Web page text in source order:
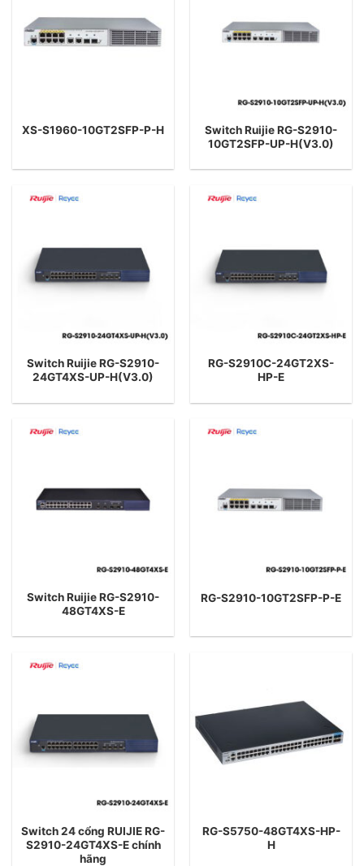
XS-S1960-10GT2SFP-P-H
Switch Ruijie RG-S2910-
10GT2SFP-UP-H(V3.0)
Switch Ruijie RG-S2910-
24GT4XS-UP-H(V3.0)
RG-S2910C-24GT2XS-
HP-E
Switch Ruijie RG-S2910-
48GT4XS-E
RG-S2910-10GT2SFP-P-E
Switch 24 cổng RUIJIE RG-
S2910-24GT4XS-E chính
hãng
RG-S5750-48GT4XS-HP-
H